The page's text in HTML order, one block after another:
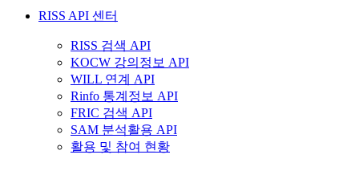
RISS API 센터
RISS 검색 API
KOCW 강의정보 API
WILL 연계 API
Rinfo 통계정보 API
FRIC 검색 API
SAM 분석활용 API
활용 및 참여 현황